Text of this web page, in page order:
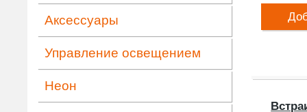
Аксессуары
Управление освещением
Неон